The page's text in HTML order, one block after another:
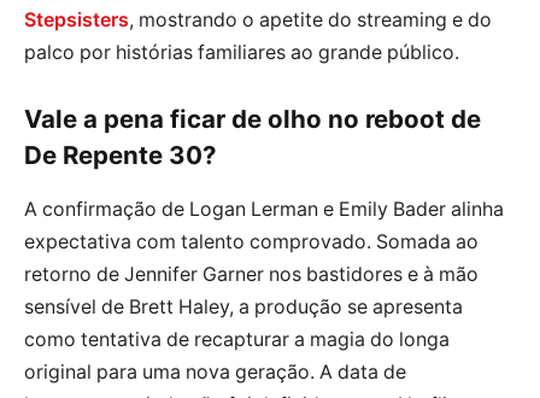
Stepsisters, mostrando o apetite do streaming e do
palco por histórias familiares ao grande público.
Vale a pena ficar de olho no reboot de
De Repente 30?
A confirmação de Logan Lerman e Emily Bader alinha
expectativa com talento comprovado. Somada ao
retorno de Jennifer Garner nos bastidores e à mão
sensível de Brett Haley, a produção se apresenta
como tentativa de recapturar a magia do longa
original para uma nova geração. A data de